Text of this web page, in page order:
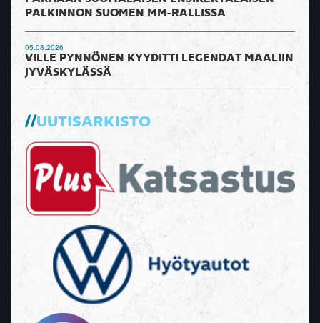
PALKINNON SUOMEN MM-RALLISSA
05.08.2026
VILLE PYNNÖNEN KYYDITTI LEGENDAT MAALIIN
JYVÄSKYLÄSSÄ
UUTISARKISTO